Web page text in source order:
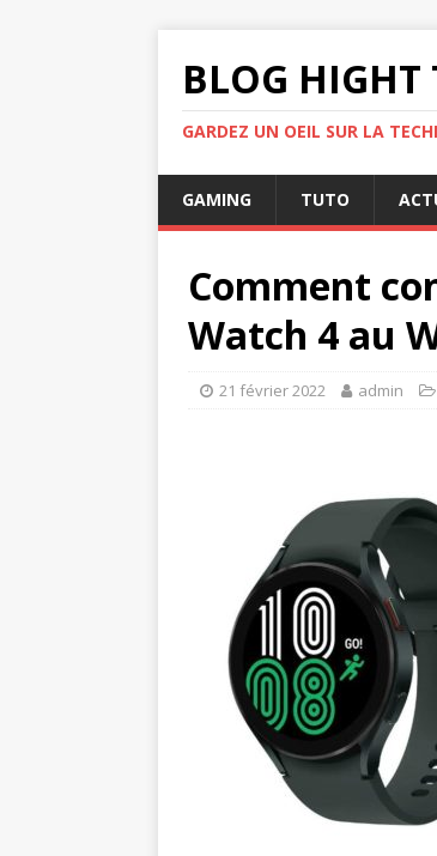
BLOG HIGHT
GARDEZ UN OEIL SUR LA
GAMING TUTO
Comment
Watch 4 au
21 février 2022 admin